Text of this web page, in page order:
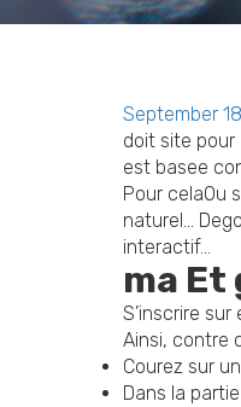
Posted
on
September
doit site
est basee
Pour celaOu
naturel…
interactif…
ma
S’inscrire
Ainsi, contre
Courez sur
Dans la